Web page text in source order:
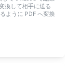
換して相手に送る
ように PDF へ変換